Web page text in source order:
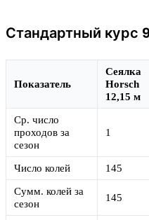
Стандартный курс
Показатель
Сеялка
Horsch
12,15 м
Ср. число
проходов за
сезон
1
Число колей 145
Сумм. колей за
сезон
145